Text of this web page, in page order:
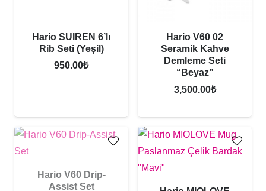
Hario SUIREN 6’lı
Rib Seti (Yeşil)
950.00₺
Hario V60 02
Seramik Kahve
Demleme Seti
“Beyaz”
3,500.00₺
Hario V60 Drip-
Assist Set